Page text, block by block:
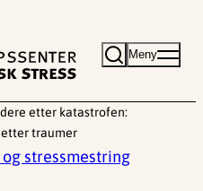
Meny
etter katastrofen:
etter traumer
stressmestring